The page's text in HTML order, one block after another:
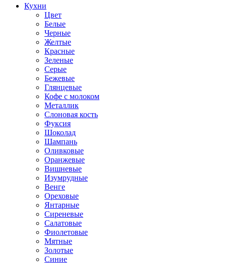
Кухни
Цвет
Белые
Черные
Желтые
Красные
Зеленые
Серые
Бежевые
Глянцевые
Кофе с молоком
Металлик
Слоновая кость
Фуксия
Шоколад
Шампань
Оливковые
Оранжевые
Вишневые
Изумрудные
Венге
Ореховые
Янтарные
Сиреневые
Салатовые
Фиолетовые
Мятные
Золотые
Синие